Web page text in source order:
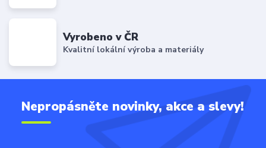
Vyrobeno v ČR
Kvalitní lokální výroba a materiály
Nepropásněte novinky, akce a slevy!